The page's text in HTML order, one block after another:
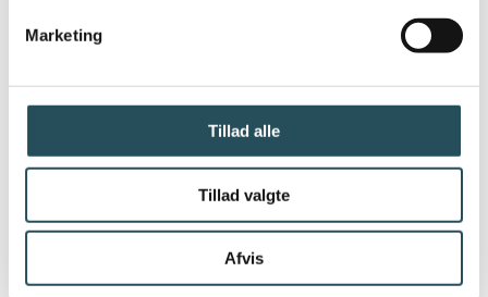
Marketing
Tillad alle
Tillad valgte
Afvis
sundt, grønt og ambitiøst på tallerknerne og
prøve nye fødevare og udvikle vores kost.
Et Danmark der hænger sammen, med en
solid infrastruktur er vigtigt for både
danskerne – men også for vores store
eksportsucces TURISMEN. Og selvom der
ikke er nævnt meget i regeringsgrundlaget